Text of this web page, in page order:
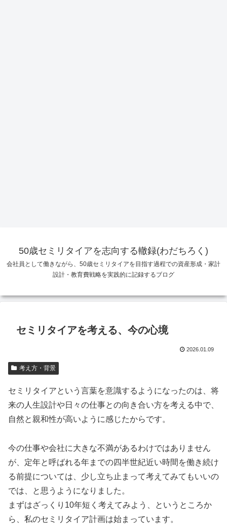
50歳セミリタイアを志向する轍録(わだちろく)
会社員として働きながら、50歳セミリタイアを目指す過程での資産形成・家計
設計・教育費戦略を実践的に記録するブログ
セミリタイアを考える、今の心境
2026.01.09
考え方・背景
セミリタイアという言葉を意識するようになったのは、将
来の人生設計や日々の仕事との向き合い方を考える中で、
自然と親和性が高いように感じたからです。
今の仕事や会社に大きな不満があるわけではありません
が、定年と呼ばれる年までの四半世紀近い時間を働き続け
る前提については、少し立ち止まって考えてみてもいいの
では、と思うようになりました。
まずはざっくり10年短く考えてみよう、というところか
ら、私のセミリタイア計画は始まっています。